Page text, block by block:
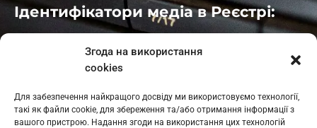
Згода на використання
cookies
Для забезпечення найкращого досвіду ми використовуємо технології,
такі як файли cookie, для збереження та/або отримання інформації з
вашого пристрою. Надання згоди на використання цих технологій
Ідентифікатори медіа в Реєстрі:
: L11-01410
: L11-01801
Косів: L11-01805
Гарасимів: L11-02274